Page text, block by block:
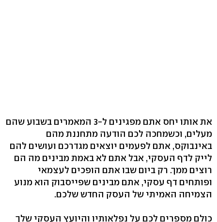
את אותו יחס אתם מפגינים ל-3 המאמרים בשבוע שהם
מעלים, וכשמחכה לכם הודעה מתחננת מהם
באינבוקס, אתם לפעמים יוצאים מגדרכם ועושים להם
לייק לדף העסקי, אבל אתם לא באמת מבינים מה הם
רוצים ממך. רק ביום שבו אתם הופכים לעצמאי
ופותחים דף עסקי, אתם מבינים שפייסבוק הוא מנוע
הצמיחה האמיתי של העסק החדש שלכם.
כולם מספרים לכם על נפלאותיו והיועץ העסקי שלך